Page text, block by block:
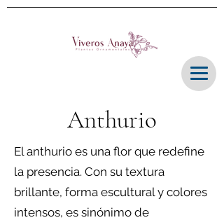
Anthurio
El anthurio es una flor que redefine
la presencia. Con su textura
brillante, forma escultural y colores
intensos, es sinónimo de